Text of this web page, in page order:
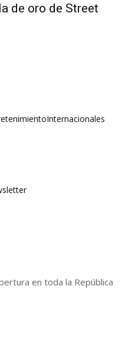
de oro de Street
Internacionales
en toda la República